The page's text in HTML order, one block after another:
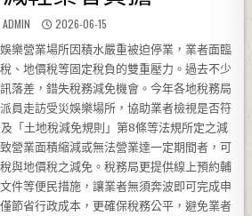
AUTHOR:
ADMIN PUBLISHED DATE:
2026-06-15
樂營業場所因積水嚴重被迫停業，業者面臨
、地價稅等固定稅負的雙重壓力。過去不少
落差，錯失稅務減免機會。今年各地稅務局
員走訪受災娛樂場所，協助業者檢視是否符
「土地稅減免規則」第8條等法規所定之減
營業面積縮減或無法營業達一定期間者，可
與地價稅之減免。稅務局更提供線上預約輔
件等便民措施，讓業者無須奔波即可完成申
節省行政成本，更確保稅務公平，避免業者